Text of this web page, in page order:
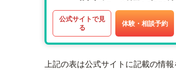
公式サイトで見
る
体験・相談予約
上記の表は公式サイトに記載の情